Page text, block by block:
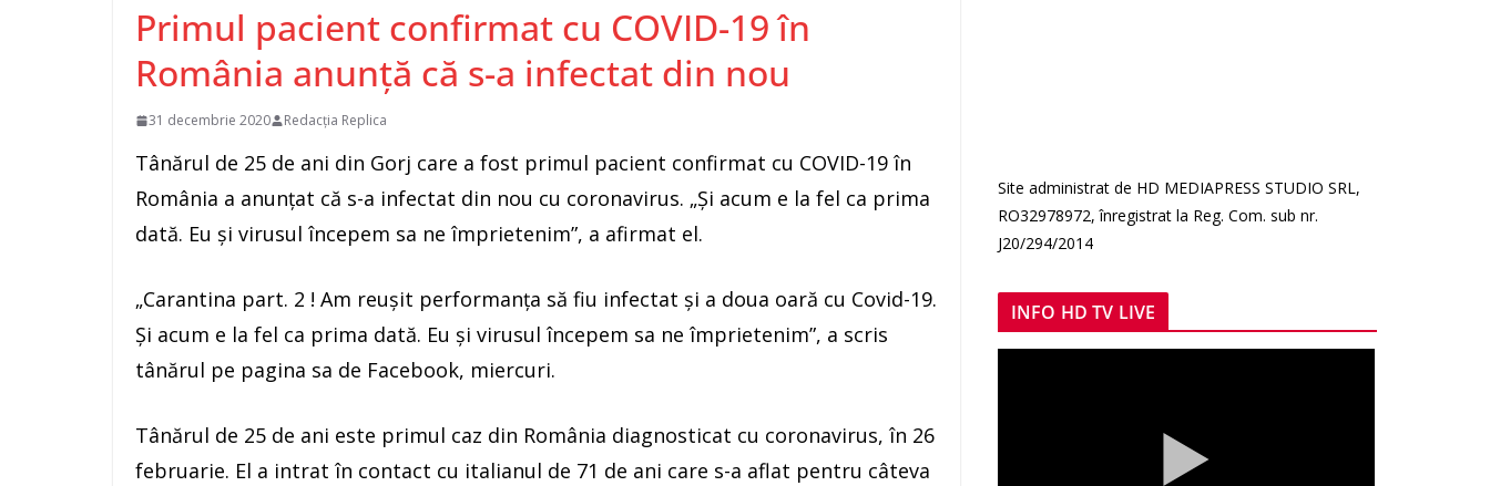
Primul pacient confirmat cu COVID-19 în
România anunţă că s-a infectat din nou
31 decembrie 2020 Redacția Replica
Tânărul de 25 de ani din Gorj care a fost primul pacient confirmat cu COVID-19 în
România a anunţat că s-a infectat din nou cu coronavirus. „Şi acum e la fel ca prima
dată. Eu şi virusul începem sa ne împrietenim”, a afirmat el.
„Carantina part. 2 ! Am reuşit performanţa să fiu infectat şi a doua oară cu Covid-19.
Şi acum e la fel ca prima dată. Eu şi virusul începem sa ne împrietenim”, a scris
tânărul pe pagina sa de Facebook, miercuri.
Tânărul de 25 de ani este primul caz din România diagnosticat cu coronavirus, în 26
februarie. El a intrat în contact cu italianul de 71 de ani care s-a aflat pentru câteva
Site administrat de HD MEDIAPRESS STUDIO SRL,
RO32978972, înregistrat la Reg. Com. sub nr.
J20/294/2014
INFO HD TV LIVE